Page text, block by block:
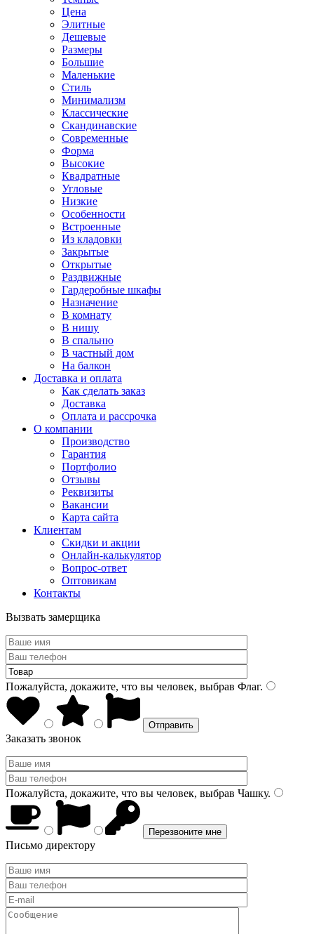
Цена
Элитные
Дешевые
Размеры
Большие
Маленькие
Стиль
Минимализм
Классические
Скандинавские
Современные
Форма
Высокие
Квадратные
Угловые
Низкие
Особенности
Встроенные
Из кладовки
Закрытые
Открытые
Раздвижные
Гардеробные шкафы
Назначение
В комнату
В нишу
В спальню
В частный дом
На балкон
Доставка и оплата
Как сделать заказ
Доставка
Оплата и рассрочка
О компании
Производство
Гарантия
Портфолио
Отзывы
Реквизиты
Вакансии
Карта сайта
Клиентам
Скидки и акции
Онлайн-калькулятор
Вопрос-ответ
Оптовикам
Контакты
Вызвать замерщика
Пожалуйста, докажите, что вы человек, выбрав Флаг.
Заказать звонок
Пожалуйста, докажите, что вы человек, выбрав Чашку.
Письмо директору